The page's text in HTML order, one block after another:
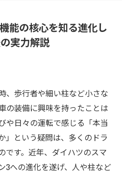
能の核心を知る進化し
実力解説
、歩行者や細い柱など小さな
の装備に興味を持ったことは
や日々の運転で感じる「本当
」という疑問は、多くのドラ
です。近年、ダイハツのスマ
3への進化を遂げ、人や柱など